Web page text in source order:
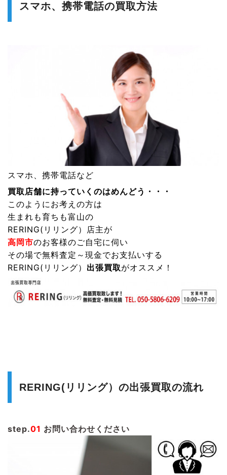
スマホ、携帯電話の買取方法
スマホ、携帯電話など
買取店舗に持っていくのはめんどう・・・
このようにお考えの方は
生まれも育ちも富山の
RERING(リリング） 店主が
高岡市のお客様のご自宅に伺い
その場で無料査定～現金でお支払いする
RERING(リリング） 出張買取がオススメ！
RERING(リリング）の出張買取の流れ
step.01 お問い合わせください